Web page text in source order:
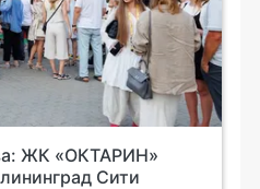
ЖК «ОКТАРИН»
Сити